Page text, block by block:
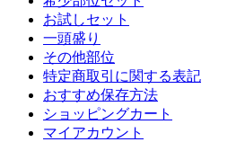
お試しセット
一頭盛り
その他部位
特定商取引に関する表記
おすすめ保存方法
ショッピングカート
マイアカウント